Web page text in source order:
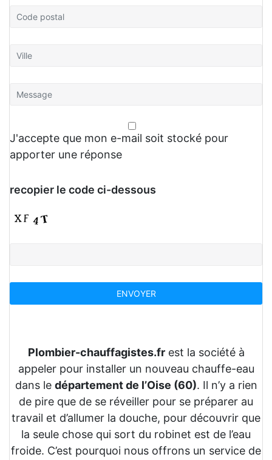
J'accepte que mon e-mail soit stocké pour
apporter une réponse
recopier le code ci-dessous
Plombier-chauffagistes.frest la société à
appeler pour installer un nouveau chauffe-eau
dans le département de l’Oise (60). Il n’y a rien
de pire que de se réveiller pour se préparer au
travail et d’allumer la douche, pour découvrir que
la seule chose qui sort du robinet est de l’eau
froide. C’est pourquoi nous offrons un service de